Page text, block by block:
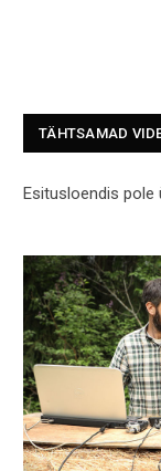
TÄHTSAMAD
Esitusloendis pole